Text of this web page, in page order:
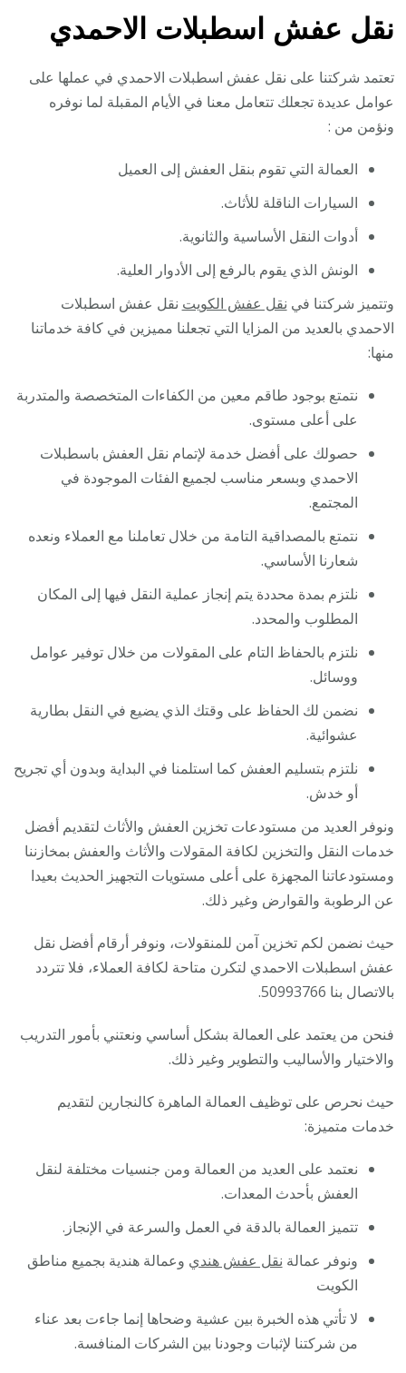
نقل عفش اسطبلات الاحمدي
تعتمد شركتنا على نقل عفش اسطبلات الاحمدي في عملها على
عوامل عديدة تجعلك تتعامل معنا في الأيام المقبلة لما نوفره
ونؤمن من :
العمالة التي تقوم بنقل العفش إلى العميل
السيارات الناقلة للأثاث.
أدوات النقل الأساسية والثانوية.
الونش الذي يقوم بالرفع إلى الأدوار العلية.
وتتميز شركتنا في نقل عفش الكويت نقل عفش اسطبلات
الاحمدي بالعديد من المزايا التي تجعلنا مميزين في كافة خدماتنا
منها:
نتمتع بوجود طاقم معين من الكفاءات المتخصصة والمتدربة
على أعلى مستوى.
حصولك على أفضل خدمة لإتمام نقل العفش باسطبلات
الاحمدي وبسعر مناسب لجميع الفئات الموجودة في
المجتمع.
نتمتع بالمصداقية التامة من خلال تعاملنا مع العملاء ونعده
شعارنا الأساسي.
نلتزم بمدة محددة يتم إنجاز عملية النقل فيها إلى المكان
المطلوب والمحدد.
نلتزم بالحفاظ التام على المقولات من خلال توفير عوامل
ووسائل.
نضمن لك الحفاظ على وقتك الذي يضيع في النقل بطارية
عشوائية.
نلتزم بتسليم العفش كما استلمنا في البداية وبدون أي تجريح
أو خدش.
ونوفر العديد من مستودعات تخزين العفش والأثاث لتقديم أفضل
خدمات النقل والتخزين لكافة المقولات والأثاث والعفش بمخازننا
ومستودعاتنا المجهزة على أعلى مستويات التجهيز الحديث بعيدا
عن الرطوبة والقوارض وغير ذلك.
حيث نضمن لكم تخزين آمن للمنقولات، ونوفر أرقام أفضل نقل
عفش اسطبلات الاحمدي لتكرن متاحة لكافة العملاء، فلا تتردد
بالاتصال بنا 50993766.
فنحن من يعتمد على العمالة بشكل أساسي ونعتني بأمور التدريب
والاختيار والأساليب والتطوير وغير ذلك.
حيث نحرص على توظيف العمالة الماهرة كالنجارين لتقديم
خدمات متميزة:
نعتمد على العديد من العمالة ومن جنسيات مختلفة لنقل
العفش بأحدث المعدات.
تتميز العمالة بالدقة في العمل والسرعة في الإنجاز.
ونوفر عمالة نقل عفش هندي وعمالة هندية بجميع مناطق
الكويت
لا تأتي هذه الخبرة بين عشية وضحاها إنما جاءت بعد عناء
من شركتنا لإثبات وجودنا بين الشركات المنافسة.